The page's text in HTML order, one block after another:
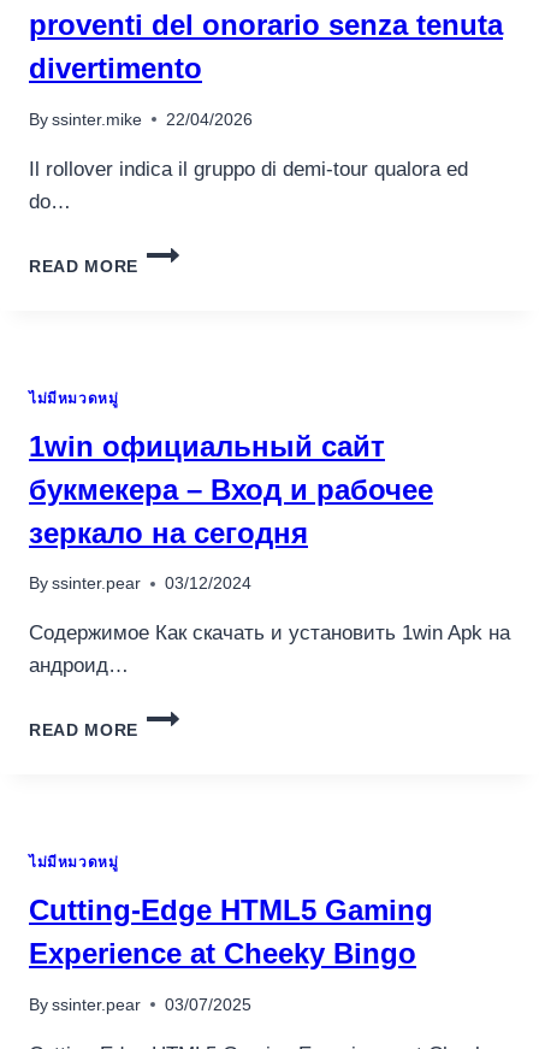
SPINS
NO-
DEPOSIT
GAMBLING
ENTERPRISE:
IN
proventi del onorario senza tenuta
divertimento
By ssinter.mike 22/04/2026
Il rollover indica il gruppo di demi-tour qualora ed
do…
READ MORE
CHE
SENZA
DIVERTIMENTO
ไม่มีหมวดหมู่
1win официальный сайт
букмекера – Вход и рабочее
зеркало на сегодня
By ssinter.pear 03/12/2024
Содержимое Как скачать и установить 1win Apk на
андроид…
READ MORE
1WIN
ЗЕРКАЛО
СЕГОДНЯ
ไม่มีหมวดหมู่
Cutting-Edge HTML5 Gaming
Experience at Cheeky Bingo
By ssinter.pear 03/07/2025